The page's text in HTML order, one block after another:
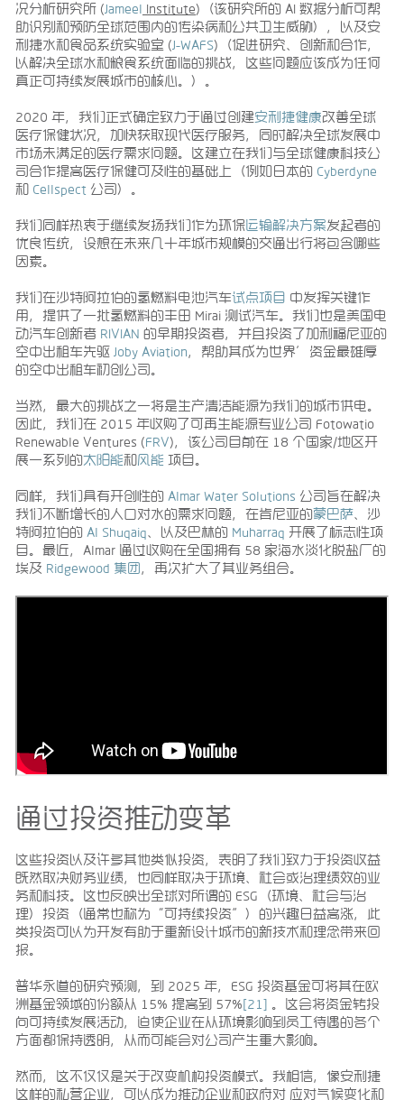
况分析研究所 ( Jameel Institute)（该研究所的 AI 数据分析可帮
助识别和预防全球范围内的传染病和公共卫生威胁），以及安
利捷水和食品系统实验室 ( J-WAFS)（促进研究、创新和合作，
以解决全球水和粮食系统面临的挑战，这些问题应该成为任何
真正可持续发展城市的核心。）。
2020 年，我们正式确定致力于通过创建安利捷健康改善全球
医疗保健状况，加快获取现代医疗服务，同时解决全球发展中
市场未满足的医疗需求问题。这建立在我们与全球健康科技公
司合作提高医疗保健可及性的基础上（例如日本的 Cyberdyne
和 Cellspect 公司）。
我们同样热衷于继续发扬我们作为环保 运输解决方案发起者的
优良传统，设想在未来几十年城市规模的交通出行将包含哪些
因素。
我们在沙特阿拉伯的氢燃料电池汽车试点项目 中发挥关键作
用，提供了一批氢燃料的丰田 Mirai 测试汽车。我们也是美国电
动汽车创新者 RIVIAN 的早期投资者，并且投资了加利福尼亚的
空中出租车先驱 Joby Aviation ，帮助其成为世界’资金最雄厚
的空中出租车初创公司。
当然，最大的挑战之一将是生产清洁能源为我们的城市供电。
因此，我们在 2015 年收购了可再生能源专业公司 Fotowatio
Renewable Ventures (FRV)，该公司目前在 18 个国家/地区开
展一系列的太阳能和风能 项目。
同样，我们具有开创性的 Almar Water Solutions 公司旨在解决
我们不断增长的人口对水的需求问题，在肯尼亚的蒙巴萨 、沙
特阿拉伯的 Al Shuqaiq 、以及巴林的 Muharraq 开展了标志性项
目。最近，Almar 通过收购在全国拥有 58 家海水淡化脱盐厂的
埃及 Ridgewood 集团 ，再次扩大了其业务组合。
通过投资推动变革
这些投资以及许多其他类似投资，表明了我们致力于投资收益
既然取决财务业绩，也同样取决于环境、社会或治理绩效的业
务和科技。这也反映出全球对所谓的 ESG（环境、社会与治
理）投资（通常也称为“可持续投资”）的兴趣日益高涨，此
类投资可以为开发有助于重新设计城市的新技术和理念带来回
报。
普华永道的研究预测，到 2025 年，ESG 投资基金可将其在欧
洲基金领域的份额从 15% 提高到 57% [21]
。这会将资金转投
向可持续发展活动，迫使企业在从环境影响到员工待遇的各个
方面都保持透明，从而可能会对公司产生重大影响。
然而，这不仅仅是关于改变机构投资模式。我相信，像安利捷
这样的私营企业，可以成为推动企业和政府对 应对气候变化和